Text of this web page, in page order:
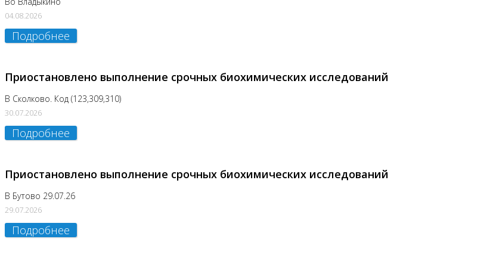
04.08.2026
Подробнее
Приостановлено выполнение срочных биохимических исследований
В Сколково. Код (123,309,310)
30.07.2026
Подробнее
Приостановлено выполнение срочных биохимических исследований
В Бутово 29.07.26
29.07.2026
Подробнее